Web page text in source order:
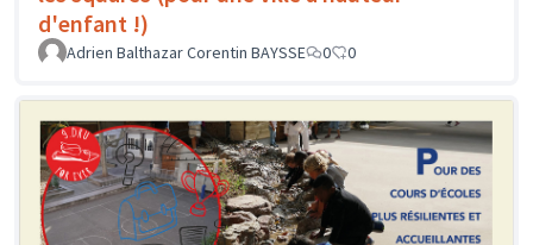
d'enfant !)
Adrien Balthazar Corentin BAYSSE 0 0